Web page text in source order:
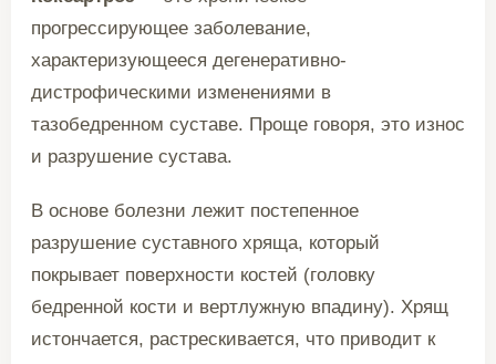
прогрессирующее заболевание,
характеризующееся дегенеративно-
дистрофическими изменениями в
тазобедренном суставе. Проще говоря, это износ
и разрушение сустава.
В основе болезни лежит постепенное
разрушение суставного хряща, который
покрывает поверхности костей (головку
бедренной кости и вертлужную впадину). Хрящ
истончается, растрескивается, что приводит к